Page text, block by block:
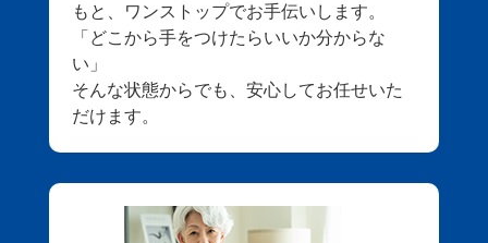
もと、ワンストップでお手伝いします。
「どこから手をつけたらいいか分からな
い」
そんな状態からでも、安心してお任せいた
だけます。